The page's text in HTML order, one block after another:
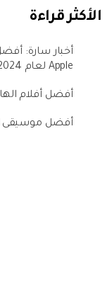
الأكثر قراءة
أخبار سارة:
Apple لعام 2024
أفضل أفلام
أفضل موسيقى الهالوين